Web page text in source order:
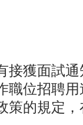
接獲面試
職位招聘
策的規定